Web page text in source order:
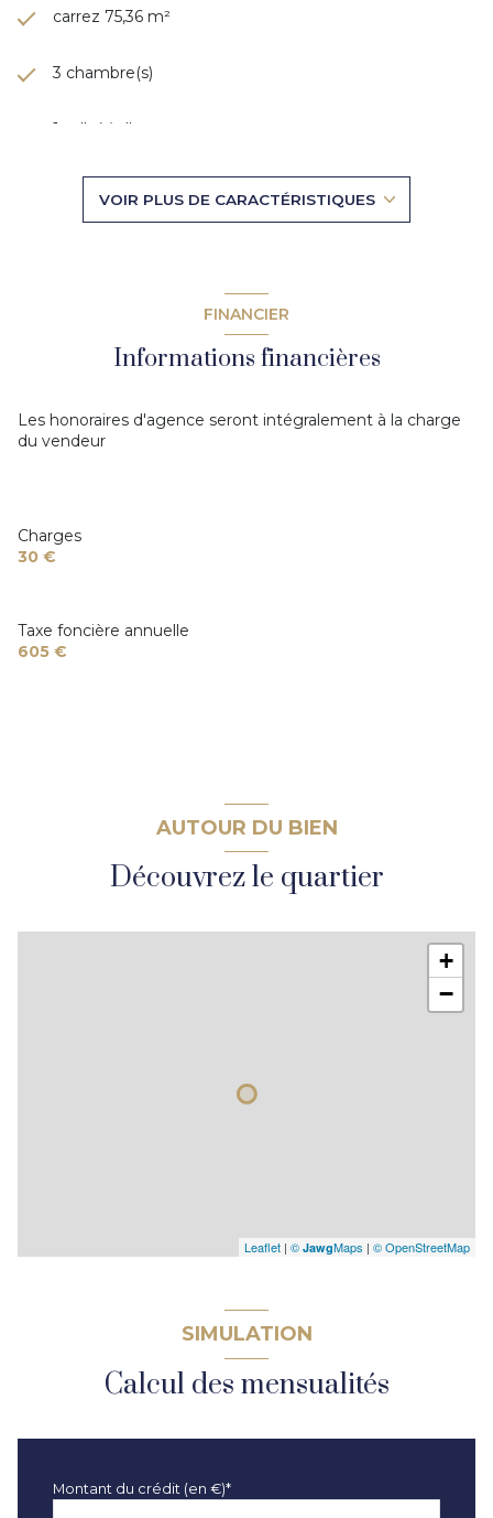
carrez 75,36 m²
3 chambre(s)
1 salle(s) d'eau
Chauffage individuel : autre (autre)
1 garage(s)
1 parking(s)
cave
VOIR PLUS DE CARACTÉRISTIQUES
FINANCIER
Informations financières
Les honoraires d'agence seront intégralement à la charge
du vendeur
Charges
30 €
Taxe foncière annuelle
605 €
AUTOUR DU BIEN
Découvrez le quartier
+
−
Leaflet | © JawgMaps | © OpenStreetMap
SIMULATION
Calcul des mensualités
Montant du crédit (en €)*